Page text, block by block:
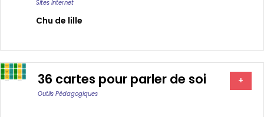
Sites Internet
Chu de lille
36 cartes pour parler de soi
Outils Pédagogiques
+